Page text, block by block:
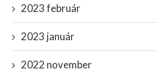
2023 február
2023 január
2022 november